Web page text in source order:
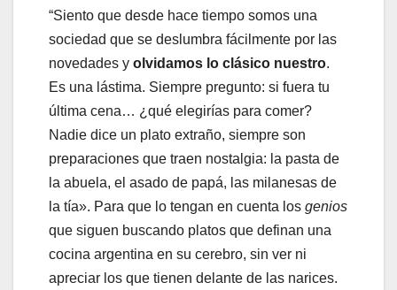
“Siento que desde hace tiempo somos una
sociedad que se deslumbra fácilmente por las
novedades y olvidamos lo clásico nuestro.
Es una lástima. Siempre pregunto: si fuera tu
última cena… ¿qué elegirías para comer?
Nadie dice un plato extraño, siempre son
preparaciones que traen nostalgia: la pasta de
la abuela, el asado de papá, las milanesas de
la tía». Para que lo tengan en cuenta los genios
que siguen buscando platos que definan una
cocina argentina en su cerebro, sin ver ni
apreciar los que tienen delante de las narices.